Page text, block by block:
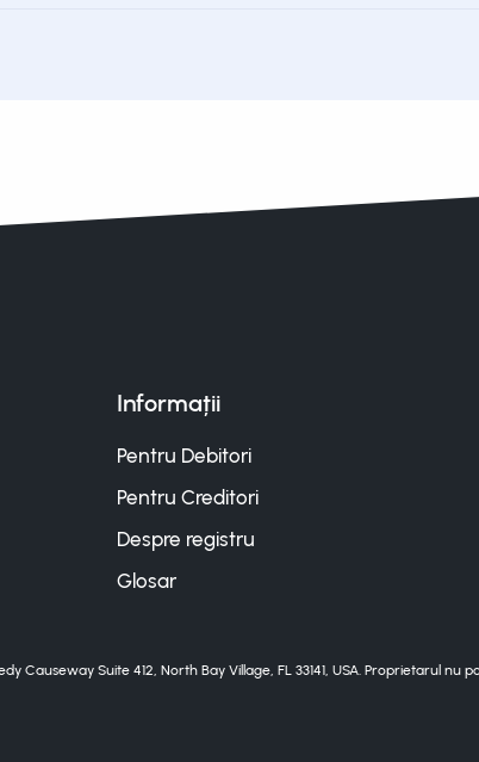
Informații
Pentru Debitori
Pentru Creditori
Despre registru
Glosar
Causeway Suite 412, North Bay Village, FL 33141, USA. Proprietarul